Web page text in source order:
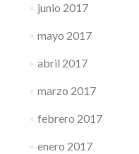
junio 2017
mayo 2017
abril 2017
marzo 2017
febrero 2017
enero 2017